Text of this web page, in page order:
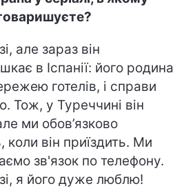
але зараз він
в Іспанії: його родина
готелів, і справи
Тож, у Туреччині він
ми обов’язково
коли він приїздить. Ми
зв'язок по телефону.
я його дуже люблю!